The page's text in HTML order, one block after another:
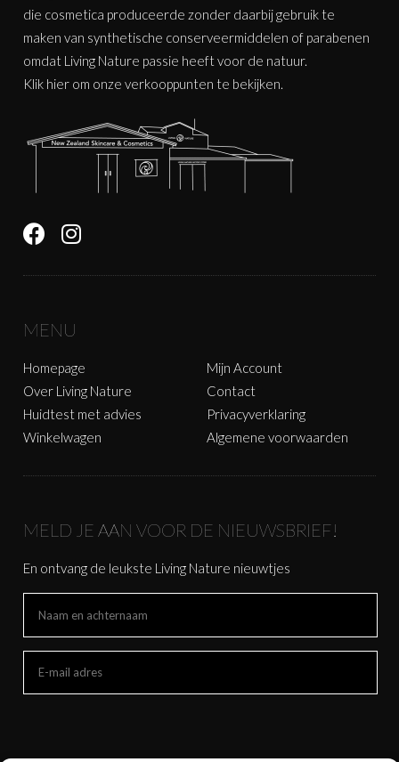
die cosmetica produceerde zonder daarbij gebruik te
maken van synthetische conserveermiddelen of parabenen
omdat Living Nature passie heeft voor de natuur.
Klik hier om onze verkooppunten te bekijken.
MENU
Homepage
Over Living Nature
Huidtest met advies
Winkelwagen
Mijn Account
Contact
Privacyverklaring
Algemene voorwaarden
MELD JE AAN VOOR DE NIEUWSBRIEF!
En ontvang de leukste Living Nature nieuwtjes